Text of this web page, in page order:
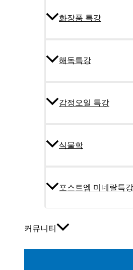
화장품 특강
해독특강
감정오일 특강
식물학
포스트엠 미네랄특강
커뮤니티